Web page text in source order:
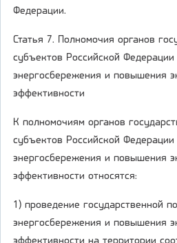
Федерации.
Статья 7. Полномочия органов
субъектов Российской Федерации
энергосбережения и повышения
эффективности
К полномочиям органов
субъектов Российской Федерации
энергосбережения и повышения
эффективности относятся:
1) проведение государственной
энергосбережения и повышения